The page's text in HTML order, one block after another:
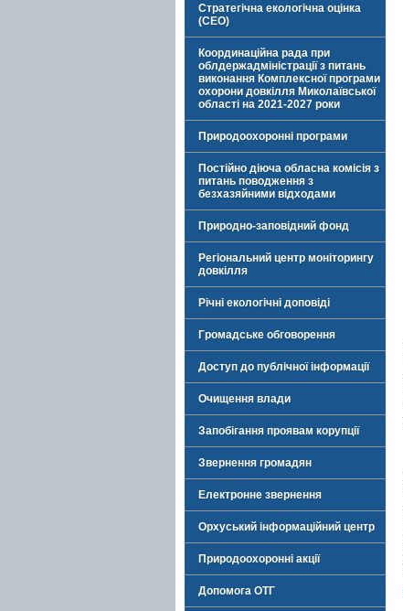
Стратегічна екологічна оцінка
(СЕО)
Координаційна рада при
облдержадміністрації з питань
виконання Комплексної програми
охорони довкілля Миколаївської
області на 2021-2027 роки
Природоохоронні програми
Постійно діюча обласна комісія з
питань поводження з
безхазяйними відходами
Природно-заповідний фонд
Регіональний центр моніторингу
довкілля
Річні екологічні доповіді
Громадське обговорення
Доступ до публічної інформації
Очищення влади
Запобігання проявам корупції
Звернення громадян
Електронне звернення
Орхуський інформаційний центр
Природоохоронні акції
Допомога ОТГ